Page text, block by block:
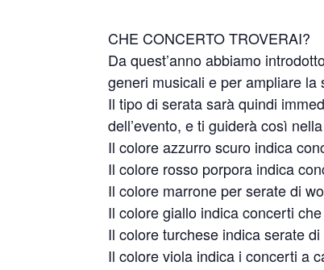
CHE CONCERTO TROVERAI?
Da quest’anno abbiamo
generi musicali e per ampliare
Il tipo di serata sarà quindi
dell’evento, e ti guiderà così
Il colore azzurro scuro indica
Il colore rosso porpora indica
Il colore marrone per serate di
Il colore giallo indica concerti
Il colore turchese indica serate
Il colore viola indica i concerti a